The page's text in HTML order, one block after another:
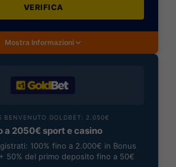
VERIFICA
Mostra Informazioni
BENVENUTO GOLDBET: 2.050€
a 2050€ sport e casino
100% fino a 2.000€ in Bonus
50% del primo deposito fino a 50€